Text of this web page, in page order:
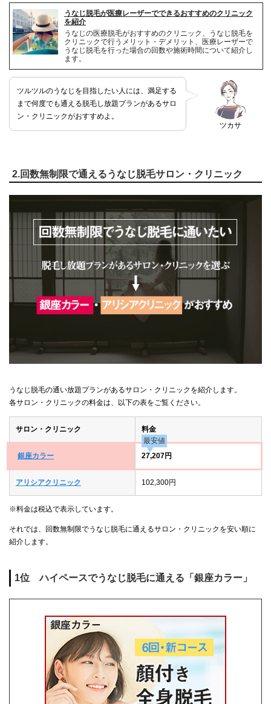
うなじ脱毛が医療レーザーでできるおすすめのクリニック
を紹介
うなじの医療脱毛がおすすめのクリニック、うなじ脱毛を
クリニックで行うメリット・デメリット、医療レーザーで
うなじ脱毛を行った場合の回数や施術時間について紹介し
ます。
ツカサ
ツルツルのうなじを目指したい人には、満足する
まで何度でも通える脱毛し放題プランがあるサロ
ン・クリニックがおすすめよ。
2.回数無制限で通えるうなじ脱毛サロン・クリニック
うなじ脱毛の通い放題プランがあるサロン・クリニックを紹介します。
各サロン・クリニックの料金は、以下の表をご覧ください。
サロン・クリニック 料金
銀座カラー
最安値
27,207円
アリシアクリニック 102,300円
※料金は税込で表示しています。
それでは、回数無制限でうなじ脱毛に通えるサロン・クリニックを安い順に
紹介します。
1位 ハイペースでうなじ脱毛に通える「銀座カラー」